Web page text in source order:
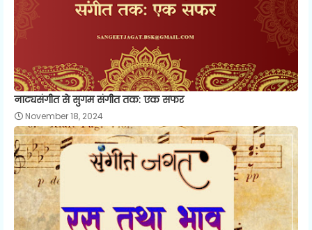
नाट्यसंगीत से सुगम संगीत तक: एक सफर
November 18, 2024